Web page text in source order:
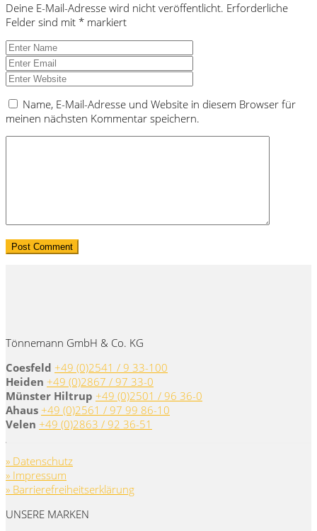
Deine E-Mail-Adresse wird nicht veröffentlicht. Erforderliche
Felder sind mit * markiert
Name, E-Mail-Adresse und Website in diesem Browser für
meinen nächsten Kommentar speichern.
Tönnemann GmbH & Co. KG
Coesfeld +49 (0)2541 / 9 33-100
Heiden +49 (0)2867 / 97 33-0
Münster Hiltrup +49 (0)2501 / 96 36-0
Ahaus +49 (0)2561 / 97 99 86-10
Velen +49 (0)2863 / 92 36-51
» Datenschutz
» Impressum
» Barrierefreiheitserklärung
UNSERE MARKEN